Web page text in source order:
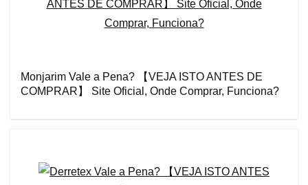
Monjarim Vale a Pena? 【VEJA ISTO ANTES DE
COMPRAR】 Site Oficial, Onde Comprar, Funciona?